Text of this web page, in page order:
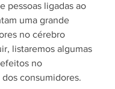
pessoas ligadas ao
uma grande
no cérebro
listaremos algumas
no
consumidores.